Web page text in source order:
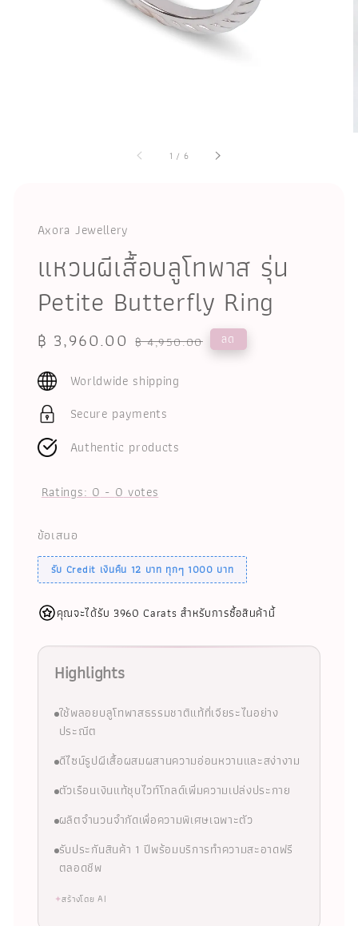
1 / 6
Axora Jewellery
แหวนผีเสื้อบลูโทพาส รุ่น
Petite Butterfly Ring
Sale
฿ 3,960.00 Regular
฿ 4,950.00 ลด
Worldwide shipping
Secure payments
Authentic products
Ratings: 0 - 0 votes
ข้อเสนอ
รับ Credit เงินคืน 12 บาท ทุกๆ 1000 บาท
คุณจะได้รับ 3960 Carats สำหรับการซื้อสินค้านี้
Highlights
ใช้พลอยบลูโทพาสธรรมชาติแท้ที่เจียระไนอย่าง
ประณีต
ดีไซน์รูปผีเสื้อผสมผสานความอ่อนหวานและสง่างาม
ตัวเรือนเงินแท้ชุบไวท์โกลด์เพิ่มความเปล่งประกาย
ผลิตจำนวนจำกัดเพื่อความพิเศษเฉพาะตัว
รับประกันสินค้า 1 ปีพร้อมบริการทำความสะอาดฟรี
ตลอดชีพ
✦สร้างโดย AI